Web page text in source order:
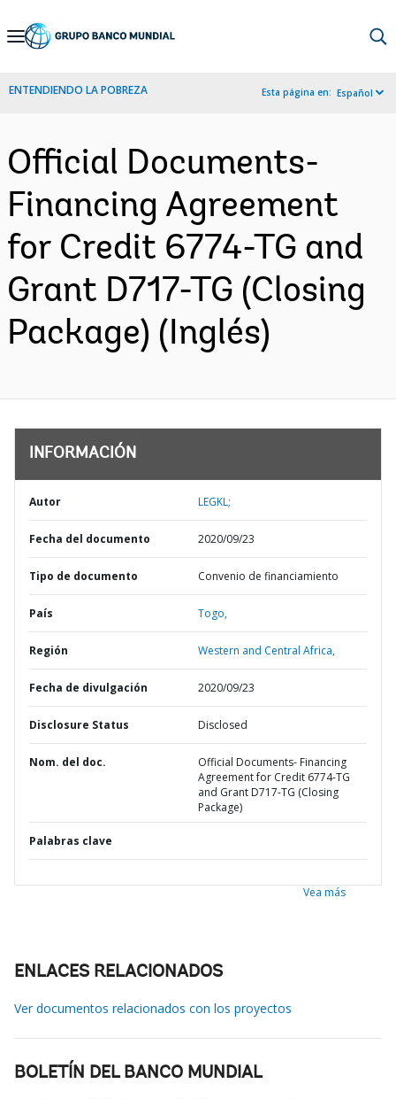
Skip
Navigation
ENTENDIENDO LA POBREZA Esta página en: Español
Official Documents-
Financing Agreement
for Credit 6774-TG and
Grant D717-TG (Closing
Package) (Inglés)
INFORMACIÓN
Autor LEGKL;
Fecha del documento 2020/09/23
Tipo de documento Convenio de financiamiento
País Togo,
Región Western and Central Africa,
Fecha de divulgación 2020/09/23
Disclosure Status Disclosed
Nom. del doc.
Official Documents- Financing
Agreement for Credit 6774-TG
and Grant D717-TG (Closing
Package)
Palabras clave
Vea más
ENLACES RELACIONADOS
Ver documentos relacionados con los proyectos
BOLETÍN DEL BANCO MUNDIAL